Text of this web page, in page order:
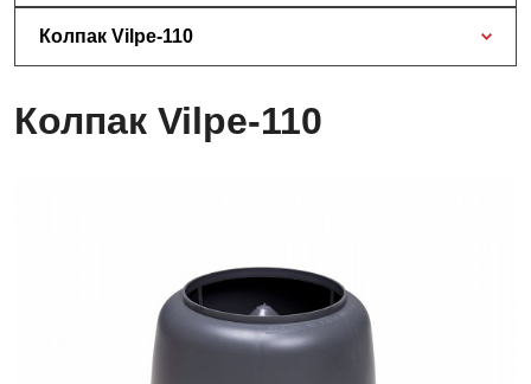
Колпак Vilpe-110
Колпак Vilpe-110